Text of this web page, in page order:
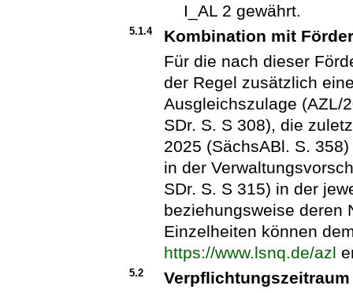
I_AL 2 gewährt.
5.1.4
Kombination mit
Für die nach dieser
der Regel zusätzlich
Ausgleichszulage (AZL/
SDr. S. S 308), die
2025 (SächsABl. S.
in der
SDr. S. S 315) in der
beziehungsweise deren
Einzelheiten können
https://www.lsnq.de/azl
5.2
Verpflichtungszeitraum